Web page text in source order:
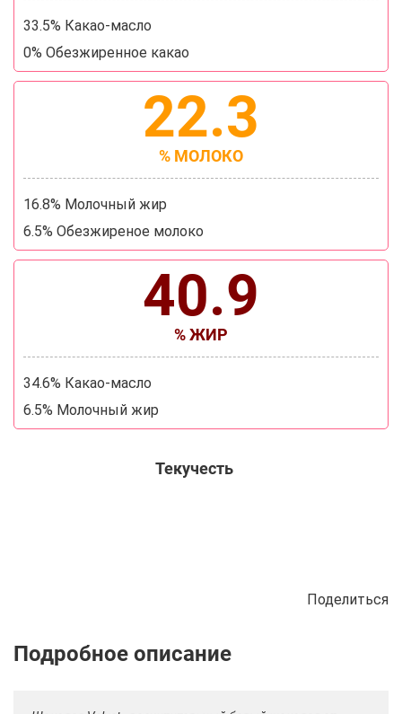
33.5% Какао-масло
0% Обезжиренное какао
22.3
% МОЛОКО
16.8% Молочный жир
6.5% Обезжиреное молоко
40.9
% ЖИР
34.6% Какао-масло
6.5% Молочный жир
Текучесть
Поделиться
Описание Отзывы Рецепты